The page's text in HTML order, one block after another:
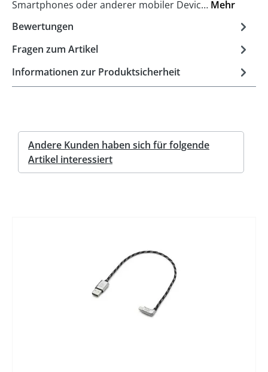
Smartphones oder anderer mobiler Devic… Mehr
Bewertungen
Fragen zum Artikel
Informationen zur Produktsicherheit
Andere Kunden haben sich für folgende
Artikel interessiert